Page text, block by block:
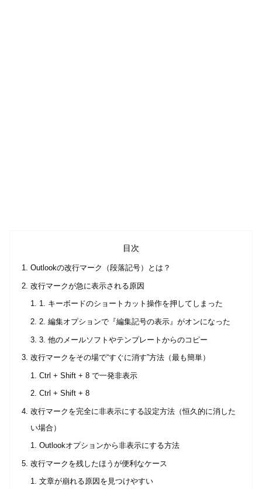
目次
Outlookの改行マーク（段落記号）とは？
改行マークが急に表示される原因
1. キーボードのショートカット操作を押してしまった
2. 編集オプションで『編集記号の表示』がオンになった
3. 他のメールソフトやテンプレートからのコピー
改行マークをその場で“すぐに消す”方法（最も簡単）
Ctrl + Shift + 8 で一発非表示
Ctrl + Shift + 8
改行マークを完全に非表示にする設定方法（恒久的に消した
い場合）
Outlookオプションから非表示にする方法
改行マークを残したほうが便利なケース
文章が崩れる原因を見つけやすい